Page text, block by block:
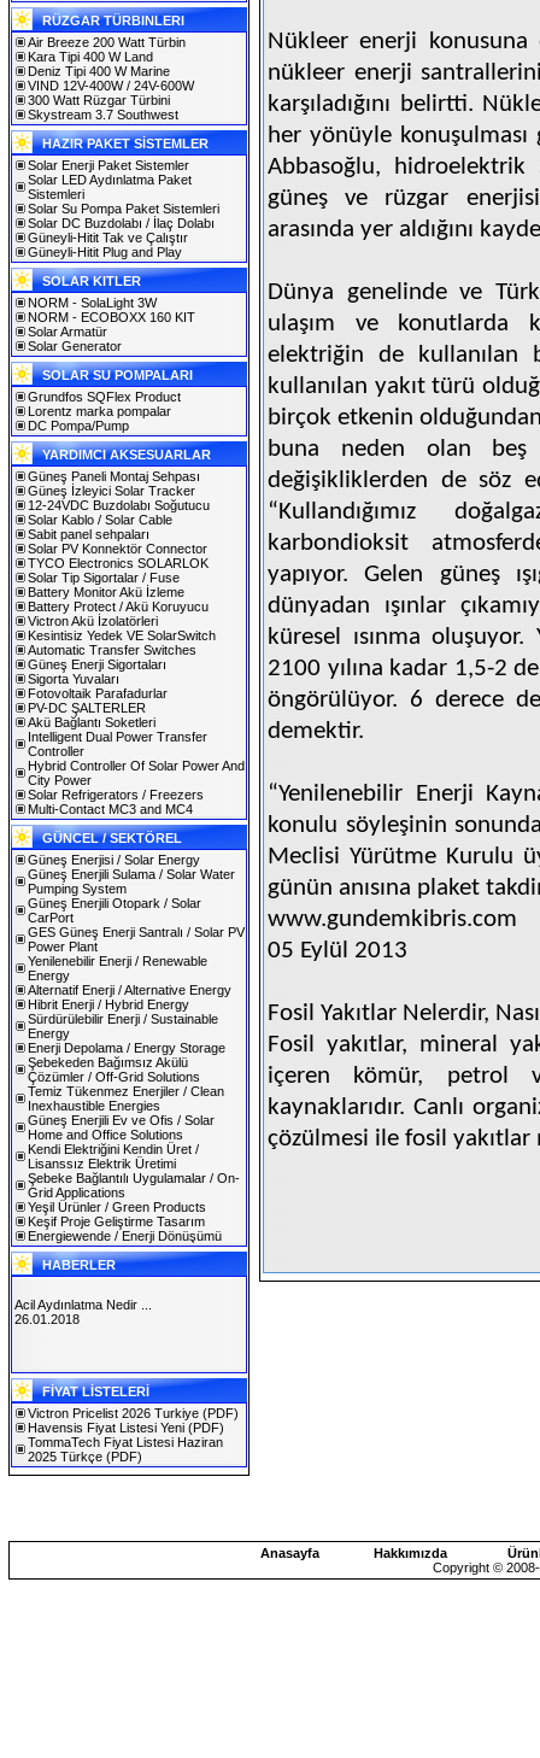
RÜZGAR TÜRBINLERI
Air Breeze 200 Watt Türbin
Kara Tipi 400 W Land
Deniz Tipi 400 W Marine
VIND 12V-400W / 24V-600W
300 Watt Rüzgar Türbini
Skystream 3.7 Southwest
HAZIR PAKET SİSTEMLER
Solar Enerji Paket Sistemler
Solar LED Aydınlatma Paket
Sistemleri
Solar Su Pompa Paket Sistemleri
Solar DC Buzdolabı / İlaç Dolabı
Güneyli-Hitit Tak ve Çalıştır
Güneyli-Hitit Plug and Play
SOLAR KITLER
NORM - SolaLight 3W
NORM - ECOBOXX 160 KIT
Solar Armatür
Solar Generator
SOLAR SU POMPALARI
Grundfos SQFlex Product
Lorentz marka pompalar
DC Pompa/Pump
YARDIMCI AKSESUARLAR
Güneş Paneli Montaj Sehpası
Güneş İzleyici Solar Tracker
12-24VDC Buzdolabı Soğutucu
Solar Kablo / Solar Cable
Sabit panel sehpaları
Solar PV Konnektör Connector
TYCO Electronics SOLARLOK
Solar Tip Sigortalar / Fuse
Battery Monitor Akü İzleme
Battery Protect / Akü Koruyucu
Victron Akü İzolatörleri
Kesintisiz Yedek VE SolarSwitch
Automatic Transfer Switches
Güneş Enerji Sigortaları
Sigorta Yuvaları
Fotovoltaik Parafadurlar
PV-DC ŞALTERLER
Akü Bağlantı Soketleri
Intelligent Dual Power Transfer
Controller
Hybrid Controller Of Solar Power And
City Power
Solar Refrigerators / Freezers
Multi-Contact MC3 and MC4
GÜNCEL / SEKTÖREL
Güneş Enerjisi / Solar Energy
Güneş Enerjili Sulama / Solar Water
Pumping System
Güneş Enerjili Otopark / Solar
CarPort
GES Güneş Enerji Santralı / Solar PV
Power Plant
Yenilenebilir Enerji / Renewable
Energy
Alternatif Enerji / Alternative Energy
Hibrit Enerji / Hybrid Energy
Sürdürülebilir Enerji / Sustainable
Energy
Enerji Depolama / Energy Storage
Şebekeden Bağımsız Akülü
Çözümler / Off-Grid Solutions
Temiz Tükenmez Enerjiler / Clean
Inexhaustible Energies
Güneş Enerjili Ev ve Ofis / Solar
Home and Office Solutions
Kendi Elektriğini Kendin Üret /
Lisanssız Elektrik Üretimi
Şebeke Bağlantılı Uygulamalar / On-
Grid Applications
Yeşil Ürünler / Green Products
Keşif Proje Geliştirme Tasarım
Energiewende / Enerji Dönüşümü
HABERLER
SOLAREX ISTANBUL 2019
30.01.2019
Acil Aydınlatma Nedir ...
26.01.2018
FİYAT LİSTELERİ
Victron Pricelist 2026 Turkiye (PDF)
Havensis Fiyat Listesi Yeni (PDF)
TommaTech Fiyat Listesi Haziran
2025 Türkçe (PDF)
Nükleer enerji
nükleer enerji
karşıladığını belirtti.
her yönüyle
Abbasoğlu,
güneş ve rüzgar
arasında yer aldığını
Dünya genelinde ve
ulaşım ve konutlarda
elektriğin de kullanılan
kullanılan yakıt türü
birçok etkenin
buna neden olan
değişikliklerden de söz
“Kullandığımız
karbondioksit
yapıyor. Gelen güneş
dünyadan ışınlar
küresel ısınma oluşuyor.
2100 yılına kadar 1,5-2
öngörülüyor. 6 derece
demektir.
“Yenilenebilir Enerji
konulu söyleşinin
Meclisi Yürütme Kurulu
günün anısına plaket
www.gundemkibris.com
05 Eylül 2013
Fosil Yakıtlar Nelerdir,
Fosil yakıtlar, mineral
içeren kömür, petrol
kaynaklarıdır. Canlı
çözülmesi ile fosil yakıtlar
Anasayfa Hakkımızda
Copyright ©